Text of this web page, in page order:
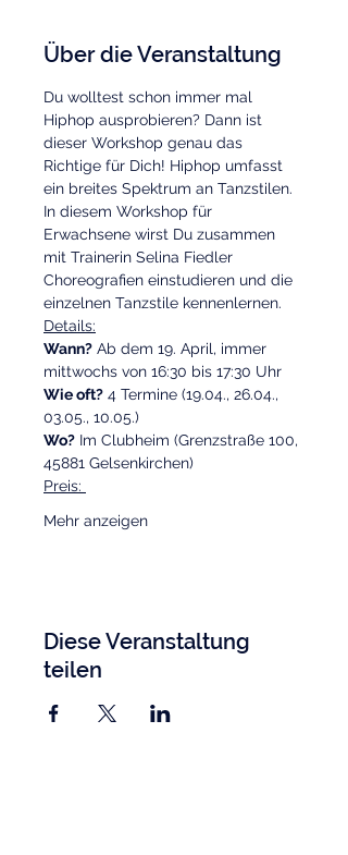
Über die Veranstaltung
Du wolltest schon immer mal
Hiphop ausprobieren? Dann ist
dieser Workshop genau das
Richtige für Dich! Hiphop umfasst
ein breites Spektrum an Tanzstilen.
In diesem Workshop für
Erwachsene wirst Du zusammen
mit Trainerin Selina Fiedler
Choreografien einstudieren und die
einzelnen Tanzstile kennenlernen.
Details:
Wann? Ab dem 19. April, immer
mittwochs von 16:30 bis 17:30 Uhr
Wie oft? 4 Termine (19.04., 26.04.,
03.05., 10.05.)
Wo? Im Clubheim (Grenzstraße 100,
45881 Gelsenkirchen)
Preis:
Mehr anzeigen
Diese Veranstaltung
teilen